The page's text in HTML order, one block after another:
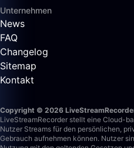
Unternehmen
News
FAQ
Changelog
Sitemap
Kontakt
Copyright © 2026
LiveStreamRecorder stellt eine Cloud-
Nutzer Streams für den persönlichen,
Gebrauch aufnehmen können. Nutzer